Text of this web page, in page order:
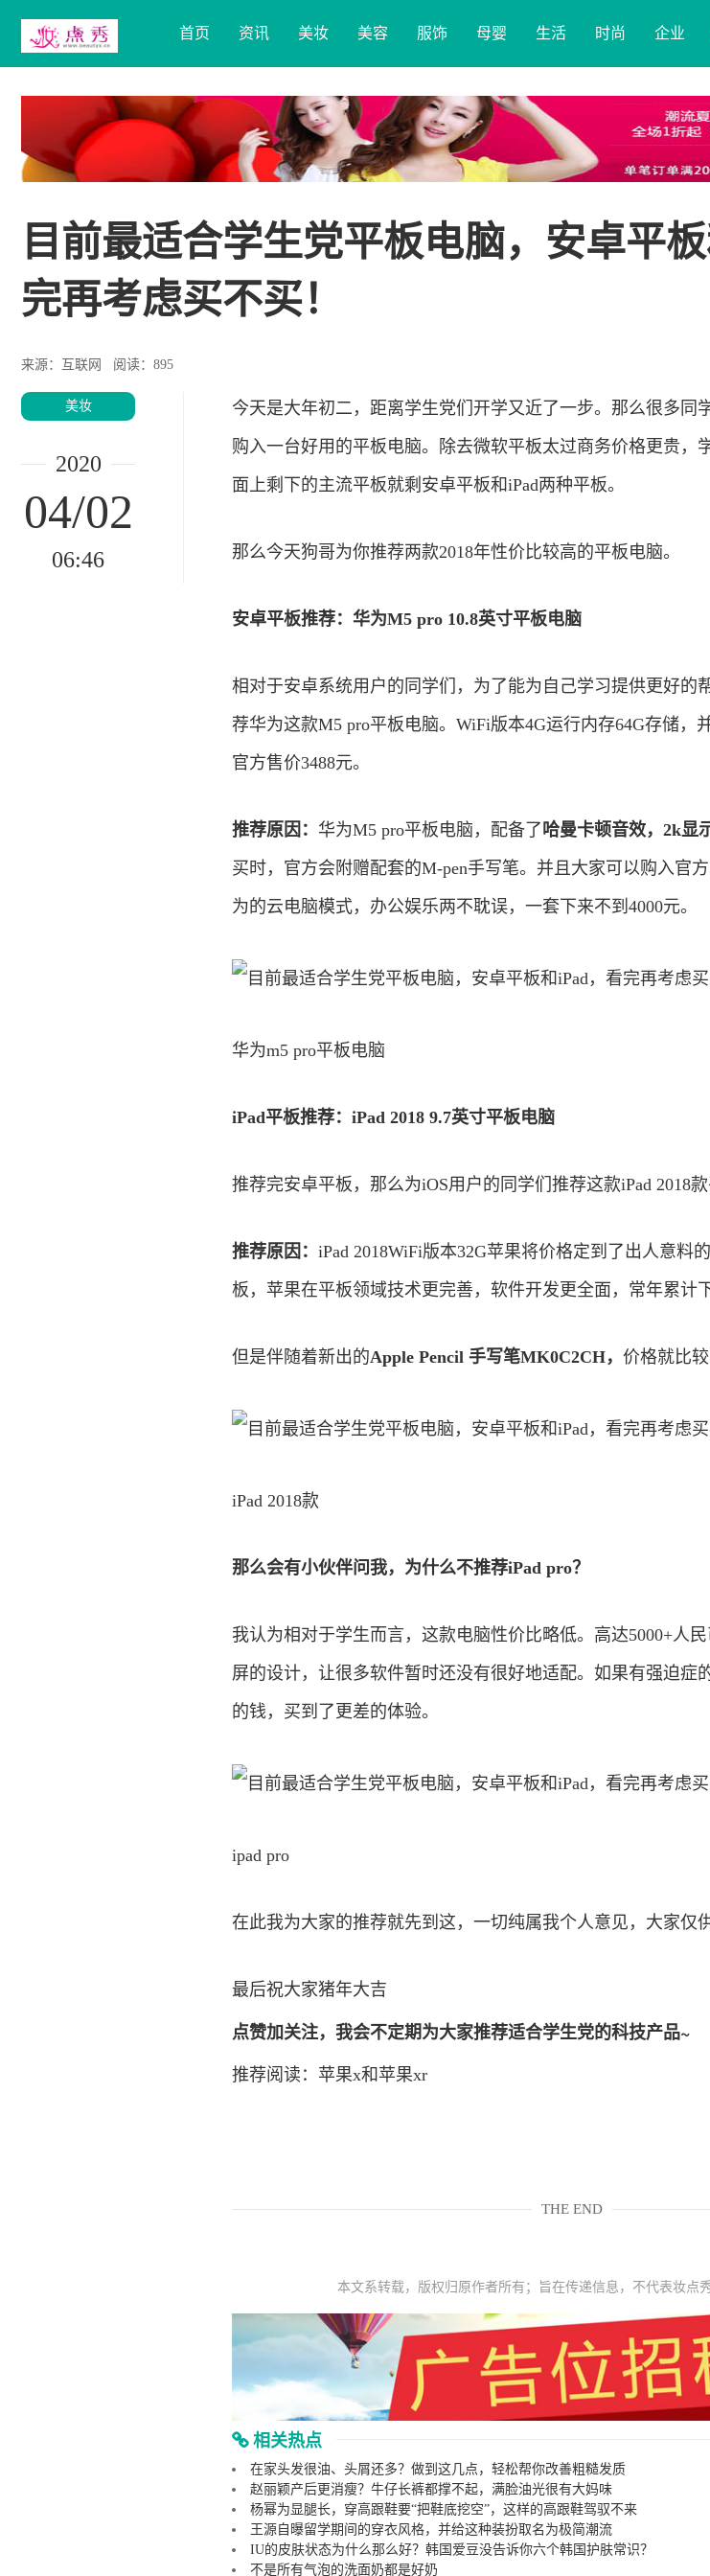
首页 资讯 美妆 美容 服饰 母婴 生活 时尚 企业
目前最适合学生党平板电脑，安卓平
完再考虑买不买！
来源：互联网 阅读：895
美妆
2020
04/02
06:46
今天是大年初二，距离学生党们开学又近了一步。那么很多同
购入一台好用的平板电脑。除去微软平板太过商务价格更贵，
面上剩下的主流平板就剩安卓平板和iPad两种平板。
那么今天狗哥为你推荐两款2018年性价比较高的平板电脑。
安卓平板推荐：华为M5 pro 10.8英寸平板电脑
相对于安卓系统用户的同学们，为了能为自己学习提供更好的
荐华为这款M5 pro平板电脑。WiFi版本4G运行内存64G存储，
官方售价3488元。
推荐原因： 华为M5 pro平板电脑，配备了哈曼卡顿音效，2k显
买时，官方会附赠配套的M-pen手写笔。并且大家可以购入官
为的云电脑模式，办公娱乐两不耽误，一套下来不到4000元。
华为m5 pro平板电脑
iPad平板推荐：iPad 2018 9.7英寸平板电脑
推荐完安卓平板，那么为iOS用户的同学们推荐这款iPad 2018款
推荐原因： iPad 2018WiFi版本32G苹果将价格定到了出人意料的
板，苹果在平板领域技术更完善，软件开发更全面，常年累计
但是伴随着新出的Apple Pencil 手写笔MK0C2CH， 价格就比
iPad 2018款
那么会有小伙伴问我，为什么不推荐iPad pro？
我认为相对于学生而言，这款电脑性价比略低。高达5000+人
屏的设计，让很多软件暂时还没有很好地适配。如果有强迫症
的钱，买到了更差的体验。
ipad pro
在此我为大家的推荐就先到这，一切纯属我个人意见，大家仅
最后祝大家猪年大吉
点赞加关注，我会不定期为大家推荐适合学生党的科技产品~
推荐阅读： 苹果x和苹果xr
THE END
本文系转载，版权归原作者所有；旨在传递信息，不代表妆点
相关热点
在家头发很油、头屑还多？做到这几点，轻松帮你改善粗糙发质
赵丽颖产后更消瘦？牛仔长裤都撑不起，满脸油光很有大妈味
杨幂为显腿长，穿高跟鞋要“把鞋底挖空”，这样的高跟鞋驾驭不来
王源自曝留学期间的穿衣风格，并给这种装扮取名为极简潮流
IU的皮肤状态为什么那么好？韩国爱豆没告诉你六个韩国护肤常识？
不是所有气泡的洗面奶都是好奶